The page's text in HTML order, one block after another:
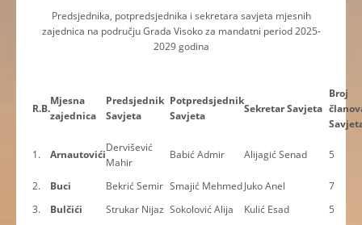
Predsjednika, potpredsjednika i sekretara savjeta mjesnih
zajednica na području Grada Visoko za mandatni period 2025-
2029 godina
R.B.
Mjesna
zajednica
Predsjednik
Savjeta
Potpredsjednik
Savjeta
Sekretar Savjeta
Broj
1. Arnautovići
Dervišević
Mahir
Babić Admir Alijagić Senad 5
2. Buci Bekrić Semir Smajić MehmedJuko Anel
7
3.
Bulčići Strukar Nijaz Sokolović Alija Kulić Esad 5